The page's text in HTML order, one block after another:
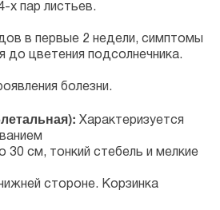
х пар листьев.
в первые 2 недели, симптомы
до цветения подсолнечника.
болезни.
Характеризуется
см, тонкий стебель и мелкие
стороне. Корзинка